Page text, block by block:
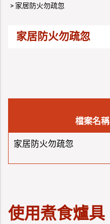
家居防火勿疏忽
家居防火勿疏忽
檔案名稱
家居防火勿疏忽
使用煮食爐具